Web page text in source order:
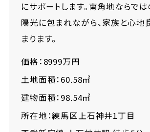
にサポートします。南角地ならで
陽光に包まれながら、家族と心地
まります。
価格：8999万円
土地面積：60.58㎡
建物面積：98.54㎡
所在地：練馬区上石神井1丁目